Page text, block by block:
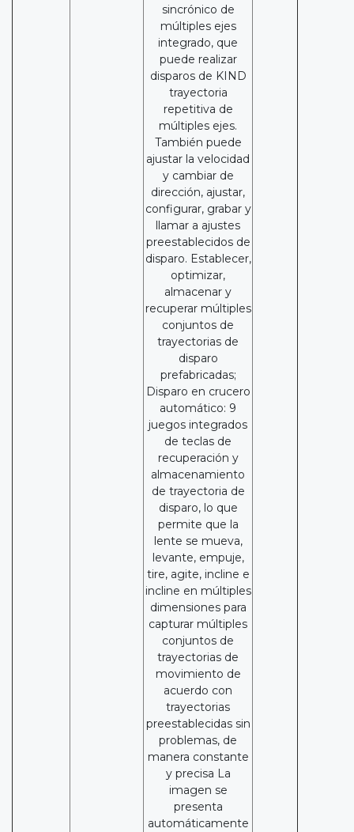
sincrónico de
múltiples ejes
integrado, que
puede realizar
disparos de KIND
trayectoria
repetitiva de
múltiples ejes.
También puede
ajustar la velocidad
y cambiar de
dirección, ajustar,
configurar, grabar y
llamar a ajustes
preestablecidos de
disparo. Establecer,
optimizar,
almacenar y
recuperar múltiples
conjuntos de
trayectorias de
disparo
prefabricadas;
Disparo en crucero
automático: 9
juegos integrados
de teclas de
recuperación y
almacenamiento
de trayectoria de
disparo, lo que
permite que la
lente se mueva,
levante, empuje,
tire, agite, incline e
incline en múltiples
dimensiones para
capturar múltiples
conjuntos de
trayectorias de
movimiento de
acuerdo con
trayectorias
preestablecidas sin
problemas, de
manera constante
y precisa La
imagen se
presenta
automáticamente